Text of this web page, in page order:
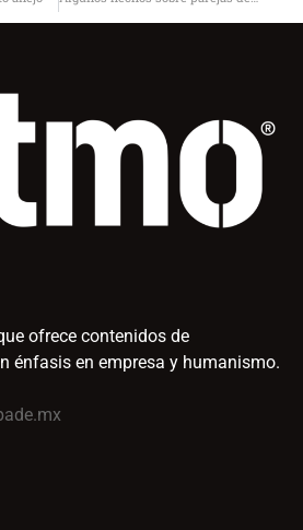
ofrece contenidos de
énfasis en empresa y humanismo.